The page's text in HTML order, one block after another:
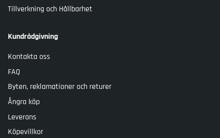
Tillverkning och Hållbarhet
Kundrådgivning
Kontakta oss
FAQ
Byten, reklamationer och returer
Ångra köp
Leverans
Köpevillkor